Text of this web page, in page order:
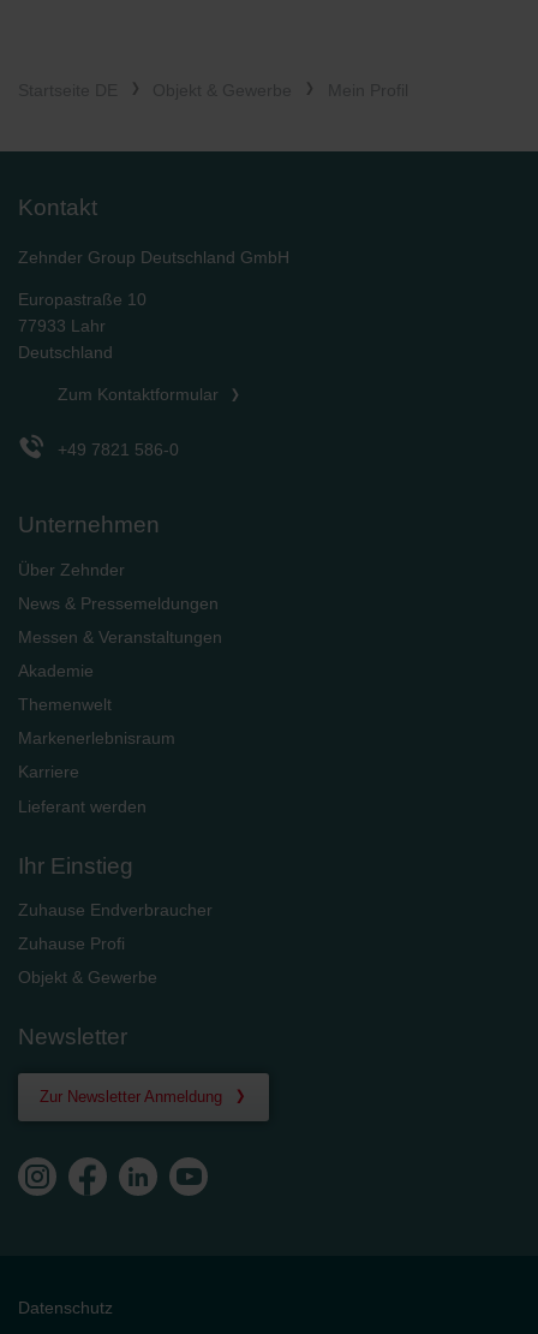
Kontakt
Zehnder Group Deutschland GmbH
Europastraße 10
77933 Lahr
Deutschland
Zum Kontaktformular
+49 7821 586-0
Unternehmen
Über Zehnder
News & Pressemeldungen
Messen & Veranstaltungen
Akademie
Themenwelt
Markenerlebnisraum
Karriere
Lieferant werden
Ihr Einstieg
Zuhause Endverbraucher
Zuhause Profi
Objekt & Gewerbe
Newsletter
Zur Newsletter Anmeldung
Datenschutz